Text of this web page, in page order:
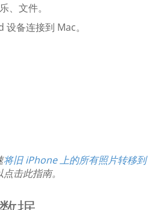
、文件。
备连接到 Mac。
将旧 iPhone 上的所有照片转移到
点击此指南。